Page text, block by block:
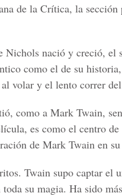
de la Crítica, la sección
Nichols nació y creció, el
como el de su
volar y el lento correr
como a Mark Twain,
es como el centro
de Mark Twain en
Twain supo captar el
su magia. Ha sido